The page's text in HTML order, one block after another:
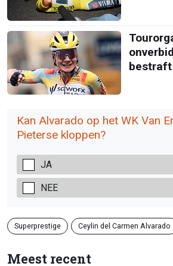
bestraft
Kan Alvarado op het WK Van
Pieterse kloppen?
JA
NEE
Superprestige Ceylin del Carmen Alvarado
Meest recent